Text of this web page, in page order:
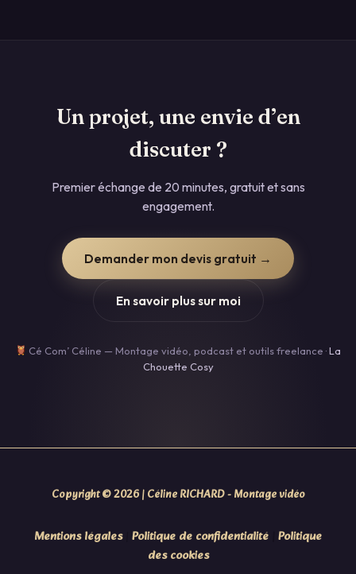
Un projet, une envie d’en
discuter ?
Premier échange de 20 minutes, gratuit et sans
engagement.
Demander mon devis gratuit →
En savoir plus sur moi
Cé Com’ Céline — Montage vidéo, podcast et outils freelance ·La
Chouette Cosy
Copyright © 2026 |Céline RICHARD - Montage vidéo
Mentions légales| Politique de confidentialité Politique
des cookies